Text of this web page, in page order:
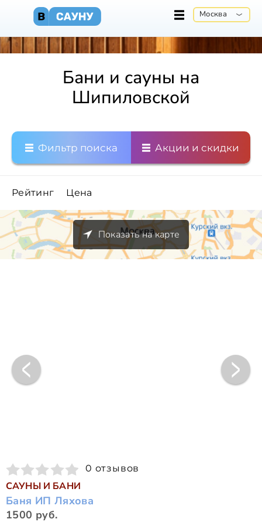
Москва
Бани и сауны на
Шипиловской
Фильтр поиска Акции и скидки
Рейтинг Цена
Показать на карте
0 отзывов
САУНЫ И БАНИ
Баня ИП Ляхова
1500 руб.